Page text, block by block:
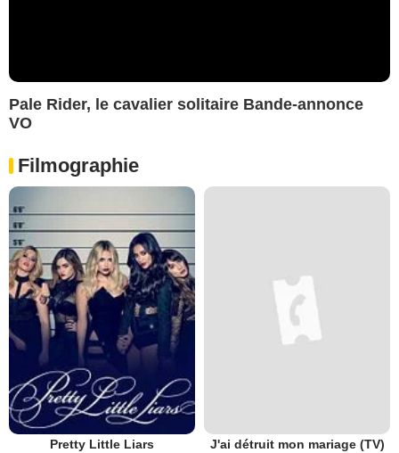
Pale Rider, le cavalier solitaire Bande-annonce
VO
Filmographie
Pretty Little Liars J'ai détruit mon mariage (TV)